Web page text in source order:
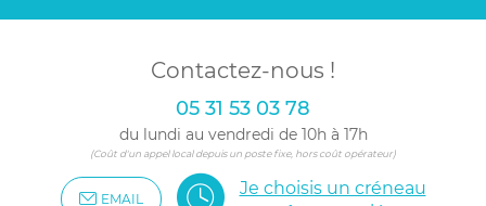
Contactez-nous !
05 31 53 03 78
du lundi au vendredi de 10h à 17h
(Coût d'un appel local depuis un poste fixe, hors coût opérateur)
EMAIL
Je choisis un créneau